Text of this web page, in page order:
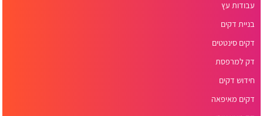
עבודות עץ
בניית דקים
דקים סינטטים
דק למרפסת
חידוש דקים
דקים מאיפאה